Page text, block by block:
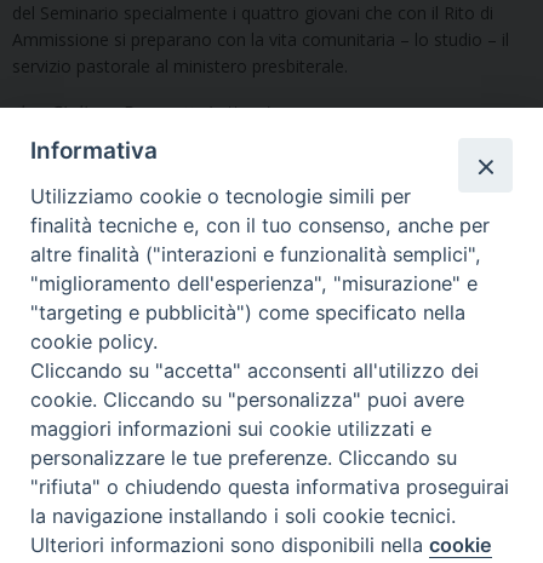
del Seminario specialmente i quattro giovani che con il Rito di
Ammissione si preparano con la vita comunitaria – lo studio – il
servizio pastorale al ministero presbiterale.
don Giuliano Brugnotto(rettore)
Seminario Vescovile di Treviso
p.tta Benedetto XI, 2
31100 Treviso
Tel. 0422 324835
segreteria@itigt.it
Orario di segreteria
lunedì 17.30-19.30
martedì 17.30-19.30
Informativa
Utilizziamo cookie o tecnologie simili per
finalità tecniche e, con il tuo consenso, anche per
altre finalità ("interazioni e funzionalità semplici",
"miglioramento dell'esperienza", "misurazione" e
"targeting e pubblicità") come specificato nella
cookie policy.
Cliccando su "accetta" acconsenti all'utilizzo dei
cookie. Cliccando su "personalizza" puoi avere
maggiori informazioni sui cookie utilizzati e
personalizzare le tue preferenze. Cliccando su
"rifiuta" o chiudendo questa informativa proseguirai
la navigazione installando i soli cookie tecnici.
Ulteriori informazioni sono disponibili nellacookie